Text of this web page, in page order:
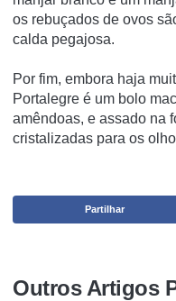
os rebuçados de ovos
calda pegajosa.
Por fim, embora haja
Portalegre é um bolo
amêndoas, e assado na
cristalizadas para os
Partilhar
Outros Artigos